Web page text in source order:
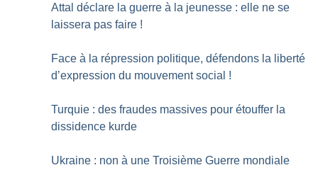
Attal déclare la guerre à la jeunesse : elle ne se
laissera pas faire !
Face à la répression politique, défendons la liberté
d’expression du mouvement social !
Turquie : des fraudes massives pour étouffer la
dissidence kurde
Ukraine : non à une Troisième Guerre mondiale